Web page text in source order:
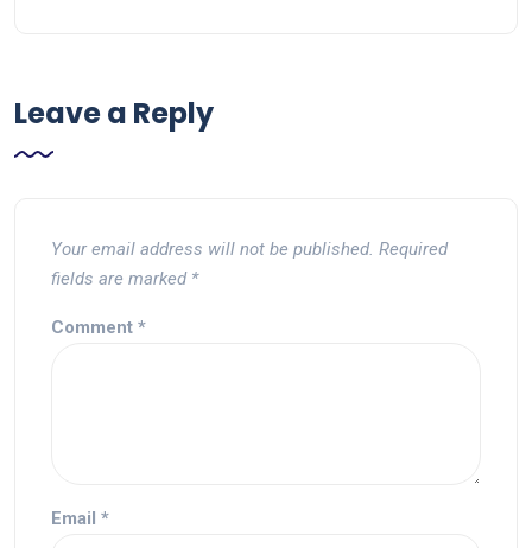
Leave a Reply
Your email address will not be published. Required
fields are marked *
Comment *
Email *